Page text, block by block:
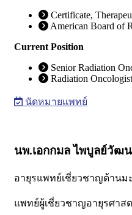
Certificate,
American Board of
Current Position
Senior Radiation
Radiation
นัดหมายแพทย์
นพ.เอกกมล ไพบูลย์วัฒ
อายุรแพทย์เชี่ยวชาญด้านม
แพทย์ผู้เชี่ยวชาญอายุรศาส